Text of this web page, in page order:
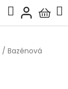
Hledat
košík
/ Bazénová